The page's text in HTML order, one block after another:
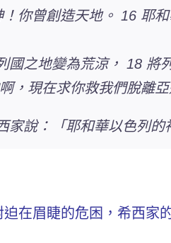
你曾創造天地。 16 耶
國之地變為荒涼， 18
，現在求你救我們脫離
說：「耶和華以色列
在眉睫的危困，希西家